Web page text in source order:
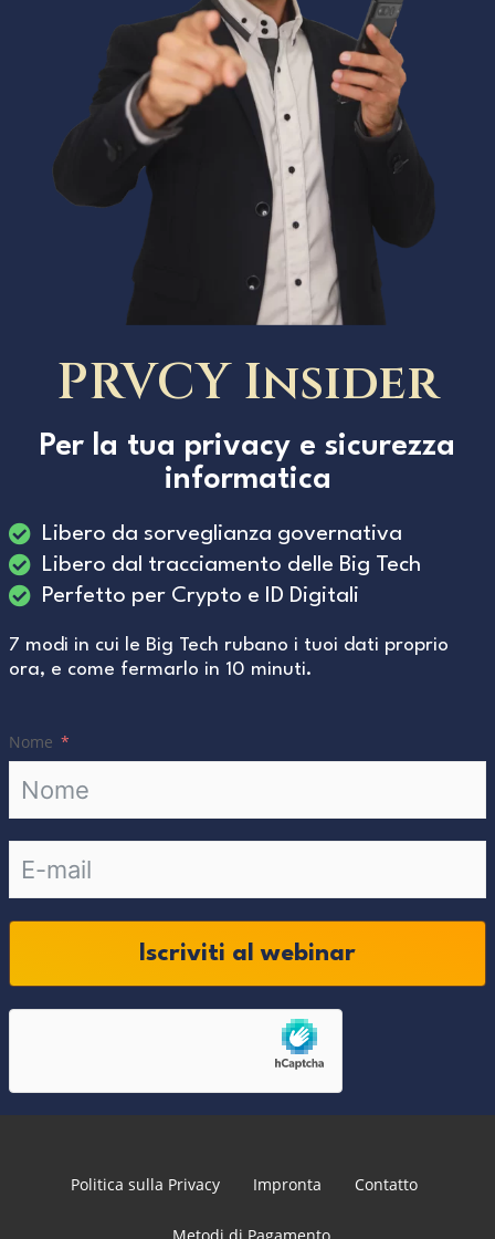
PRVCY Insider
Per la tua privacy e sicurezza
informatica
Libero da sorveglianza governativa
Libero dal tracciamento delle Big Tech
Perfetto per Crypto e ID Digitali
7 modi in cui le Big Tech rubano i tuoi dati proprio
ora, e come fermarlo in 10 minuti.
Nome
Iscriviti al webinar
Politica sulla Privacy Impronta Contatto